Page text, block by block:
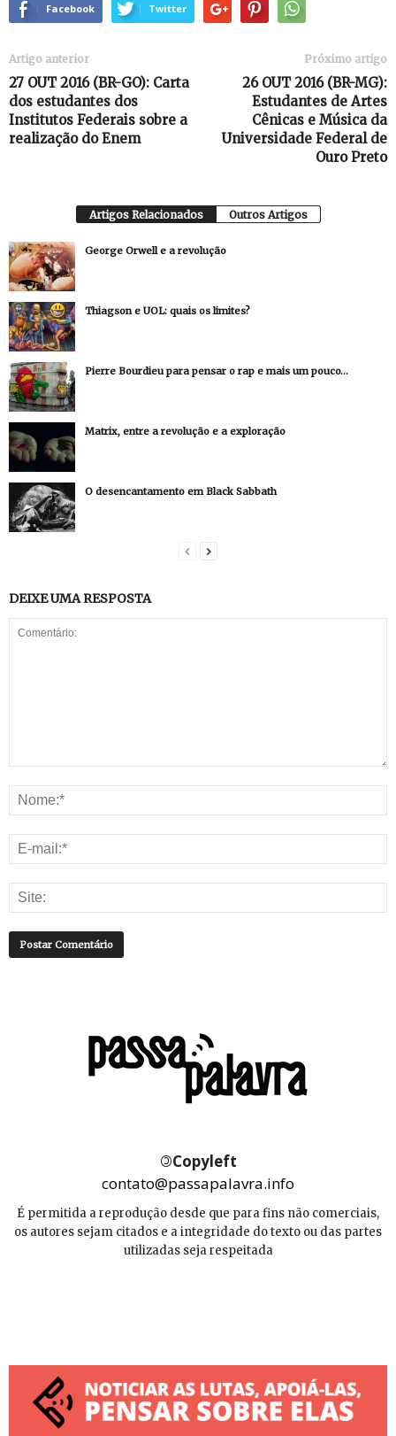
Facebook Twitter
Artigo anterior
27 OUT 2016 (BR-GO): Carta
dos estudantes dos
Institutos Federais sobre a
realização do Enem
Próximo artigo
26 OUT 2016 (BR-MG):
Estudantes de Artes
Cênicas e Música da
Universidade Federal de
Ouro Preto
Artigos Relacionados Outros Artigos
George Orwell e a revolução
Thiagson e UOL: quais os limites?
Pierre Bourdieu para pensar o rap e mais um pouco…
Matrix, entre a revolução e a exploração
O desencantamento em Black Sabbath
DEIXE UMA RESPOSTA
©Copyleft
contato@passapalavra.info
É permitida a reprodução desde que para fins não comerciais,
os autores sejam citados e a integridade do texto ou das partes
utilizadas seja respeitada